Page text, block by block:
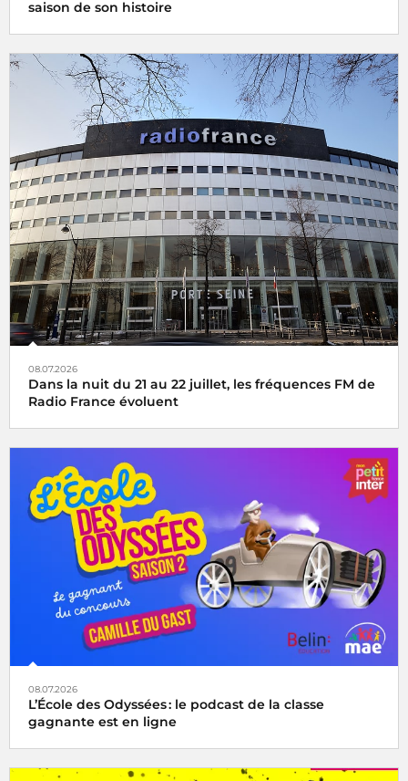
saison de son histoire
08.07.2026
Dans la nuit du 21 au 22 juillet, les fréquences FM de
Radio France évoluent
08.07.2026
L’École des Odyssées : le podcast de la classe
gagnante est en ligne